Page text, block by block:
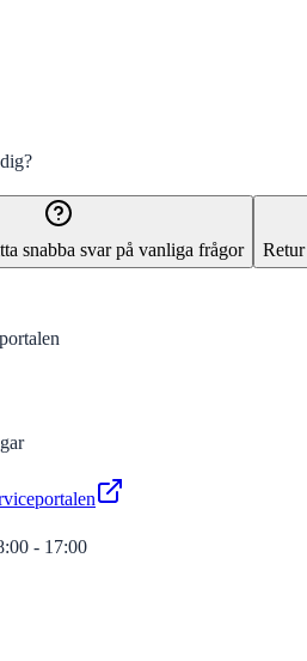
snabba svar på vanliga frågor
- 17:00